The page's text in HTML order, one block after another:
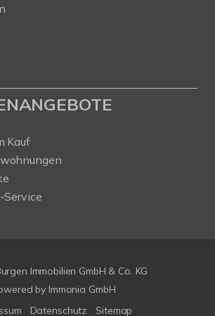
Kauf
Immobilien GmbH & Co. KG
by Immonia GmbH
Datenschutz Sitemap